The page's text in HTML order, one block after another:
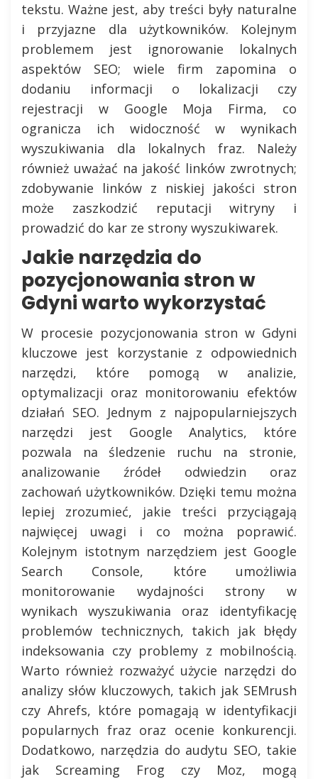
tekstu. Ważne jest, aby treści były naturalne
i przyjazne dla użytkowników. Kolejnym
problemem jest ignorowanie lokalnych
aspektów SEO; wiele firm zapomina o
dodaniu informacji o lokalizacji czy
rejestracji w Google Moja Firma, co
ogranicza ich widoczność w wynikach
wyszukiwania dla lokalnych fraz. Należy
również uważać na jakość linków zwrotnych;
zdobywanie linków z niskiej jakości stron
może zaszkodzić reputacji witryny i
prowadzić do kar ze strony wyszukiwarek.
Jakie narzędzia do
pozycjonowania stron w
Gdyni warto wykorzystać
W procesie pozycjonowania stron w Gdyni
kluczowe jest korzystanie z odpowiednich
narzędzi, które pomogą w analizie,
optymalizacji oraz monitorowaniu efektów
działań SEO. Jednym z najpopularniejszych
narzędzi jest Google Analytics, które
pozwala na śledzenie ruchu na stronie,
analizowanie źródeł odwiedzin oraz
zachowań użytkowników. Dzięki temu można
lepiej zrozumieć, jakie treści przyciągają
najwięcej uwagi i co można poprawić.
Kolejnym istotnym narzędziem jest Google
Search Console, które umożliwia
monitorowanie wydajności strony w
wynikach wyszukiwania oraz identyfikację
problemów technicznych, takich jak błędy
indeksowania czy problemy z mobilnością.
Warto również rozważyć użycie narzędzi do
analizy słów kluczowych, takich jak SEMrush
czy Ahrefs, które pomagają w identyfikacji
popularnych fraz oraz ocenie konkurencji.
Dodatkowo, narzędzia do audytu SEO, takie
jak Screaming Frog czy Moz, mogą